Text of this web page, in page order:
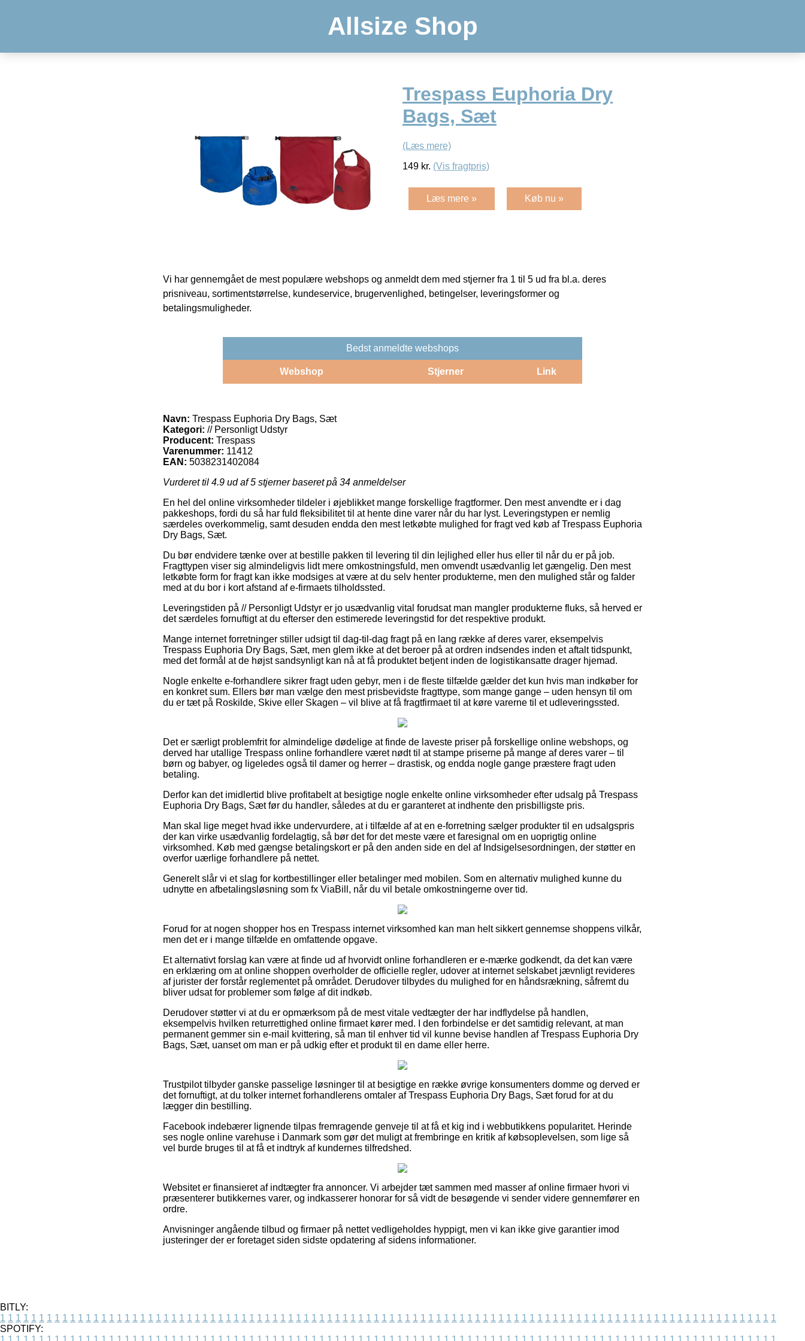
Allsize Shop
Trespass Euphoria Dry
Bags, Sæt
(Læs mere)
149 kr. (Vis fragtpris)
Læs mere » Køb nu »
Vi har gennemgået de mest populære webshops og anmeldt dem med stjerner fra 1 til 5 ud fra bl.a. deres
prisniveau, sortimentstørrelse, kundeservice, brugervenlighed, betingelser, leveringsformer og
betalingsmuligheder.
Bedst anmeldte webshops
Webshop Stjerner Link
Navn: Trespass Euphoria Dry Bags, Sæt
Kategori: // Personligt Udstyr
Producent: Trespass
Varenummer: 11412
EAN: 5038231402084
Vurderet til 4.9 ud af 5 stjerner baseret på 34 anmeldelser
En hel del online virksomheder tildeler i øjeblikket mange forskellige fragtformer. Den mest anvendte er i dag
pakkeshops, fordi du så har fuld fleksibilitet til at hente dine varer når du har lyst. Leveringstypen er nemlig
særdeles overkommelig, samt desuden endda den mest letkøbte mulighed for fragt ved køb af Trespass Euphoria
Dry Bags, Sæt.
Du bør endvidere tænke over at bestille pakken til levering til din lejlighed eller hus eller til når du er på job.
Fragttypen viser sig almindeligvis lidt mere omkostningsfuld, men omvendt usædvanlig let gængelig. Den mest
letkøbte form for fragt kan ikke modsiges at være at du selv henter produkterne, men den mulighed står og falder
med at du bor i kort afstand af e-firmaets tilholdssted.
Leveringstiden på // Personligt Udstyr er jo usædvanlig vital forudsat man mangler produkterne fluks, så herved er
det særdeles fornuftigt at du efterser den estimerede leveringstid for det respektive produkt.
Mange internet forretninger stiller udsigt til dag-til-dag fragt på en lang række af deres varer, eksempelvis
Trespass Euphoria Dry Bags, Sæt, men glem ikke at det beroer på at ordren indsendes inden et aftalt tidspunkt,
med det formål at de højst sandsynligt kan nå at få produktet betjent inden de logistikansatte drager hjemad.
Nogle enkelte e-forhandlere sikrer fragt uden gebyr, men i de fleste tilfælde gælder det kun hvis man indkøber for
en konkret sum. Ellers bør man vælge den mest prisbevidste fragttype, som mange gange – uden hensyn til om
du er tæt på Roskilde, Skive eller Skagen – vil blive at få fragtfirmaet til at køre varerne til et udleveringssted.
Det er særligt problemfrit for almindelige dødelige at finde de laveste priser på forskellige online webshops, og
derved har utallige Trespass online forhandlere været nødt til at stampe priserne på mange af deres varer – til
børn og babyer, og ligeledes også til damer og herrer – drastisk, og endda nogle gange præstere fragt uden
betaling.
Derfor kan det imidlertid blive profitabelt at besigtige nogle enkelte online virksomheder efter udsalg på Trespass
Euphoria Dry Bags, Sæt før du handler, således at du er garanteret at indhente den prisbilligste pris.
Man skal lige meget hvad ikke undervurdere, at i tilfælde af at en e-forretning sælger produkter til en udsalgspris
der kan virke usædvanlig fordelagtig, så bør det for det meste være et faresignal om en uoprigtig online
virksomhed. Køb med gængse betalingskort er på den anden side en del af Indsigelsesordningen, der støtter en
overfor uærlige forhandlere på nettet.
Generelt slår vi et slag for kortbestillinger eller betalinger med mobilen. Som en alternativ mulighed kunne du
udnytte en afbetalingsløsning som fx ViaBill, når du vil betale omkostningerne over tid.
Forud for at nogen shopper hos en Trespass internet virksomhed kan man helt sikkert gennemse shoppens vilkår,
men det er i mange tilfælde en omfattende opgave.
Et alternativt forslag kan være at finde ud af hvorvidt online forhandleren er e-mærke godkendt, da det kan være
en erklæring om at online shoppen overholder de officielle regler, udover at internet selskabet jævnligt revideres
af jurister der forstår reglementet på området. Derudover tilbydes du mulighed for en håndsrækning, såfremt du
bliver udsat for problemer som følge af dit indkøb.
Derudover støtter vi at du er opmærksom på de mest vitale vedtægter der har indflydelse på handlen,
eksempelvis hvilken returrettighed online firmaet kører med. I den forbindelse er det samtidig relevant, at man
permanent gemmer sin e-mail kvittering, så man til enhver tid vil kunne bevise handlen af Trespass Euphoria Dry
Bags, Sæt, uanset om man er på udkig efter et produkt til en dame eller herre.
Trustpilot tilbyder ganske passelige løsninger til at besigtige en række øvrige konsumenters domme og derved er
det fornuftigt, at du tolker internet forhandlerens omtaler af Trespass Euphoria Dry Bags, Sæt forud for at du
lægger din bestilling.
Facebook indebærer lignende tilpas fremragende genveje til at få et kig ind i webbutikkens popularitet. Herinde
ses nogle online varehuse i Danmark som gør det muligt at frembringe en kritik af købsoplevelsen, som lige så
vel burde bruges til at få et indtryk af kundernes tilfredshed.
Websitet er finansieret af indtægter fra annoncer. Vi arbejder tæt sammen med masser af online firmaer hvori vi
præsenterer butikkernes varer, og indkasserer honorar for så vidt de besøgende vi sender videre gennemfører en
ordre.
Anvisninger angående tilbud og firmaer på nettet vedligeholdes hyppigt, men vi kan ikke give garantier imod
justeringer der er foretaget siden sidste opdatering af sidens informationer.
BITLY:
1 1 1 1 1 1 1 1 1 1 1 1 1 1 1 1 1 1 1 1 1 1 1 1 1 1 1 1 1 1 1 1 1 1 1 1 1 1 1 1 1 1 1 1 1 1 1 1 1 1 1 1 1 1 1 1 1 1 1 1 1 1 1 1 1 1 1 1 1 1 1 1 1 1 1 1 1 1 1 1 1 1 1 1 1 1 1 1 1 1 1 1 1 1 1 1 1 1 1 1
SPOTIFY: